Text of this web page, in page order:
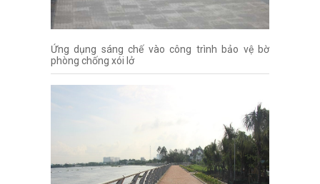
Ứng dụng sáng chế vào công trình bảo vệ bờ
phòng chống xói lở